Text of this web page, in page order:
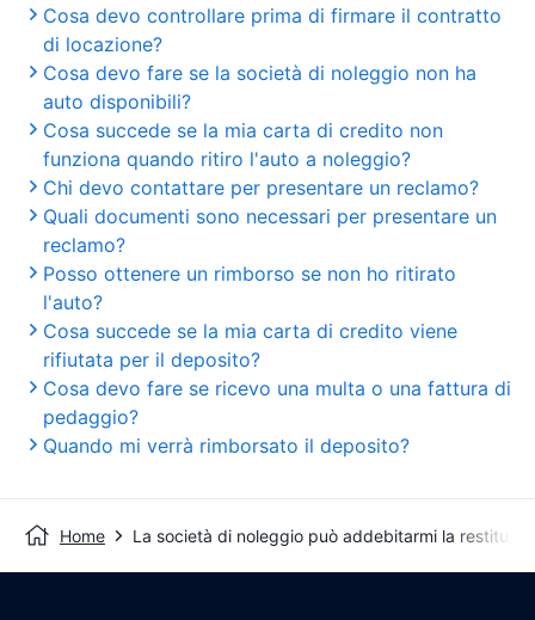
Cosa devo controllare prima di firmare il contratto
di locazione?
Cosa devo fare se la società di noleggio non ha
auto disponibili?
Cosa succede se la mia carta di credito non
funziona quando ritiro l'auto a noleggio?
Chi devo contattare per presentare un reclamo?
Quali documenti sono necessari per presentare un
reclamo?
Posso ottenere un rimborso se non ho ritirato
l'auto?
Cosa succede se la mia carta di credito viene
rifiutata per il deposito?
Cosa devo fare se ricevo una multa o una fattura di
pedaggio?
Quando mi verrà rimborsato il deposito?
Home La società di noleggio può addebitarmi la